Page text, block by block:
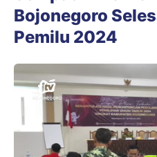
Bojonegoro
Pemilu 2024